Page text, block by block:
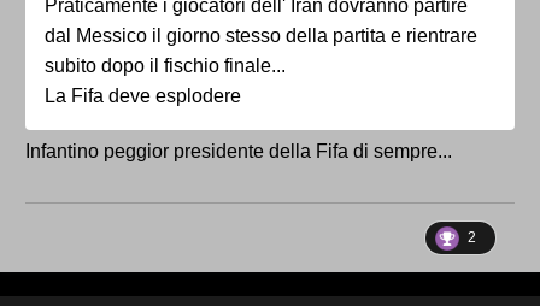
Praticamente i giocatori dell' Iran dovranno partire
dal Messico il giorno stesso della partita e rientrare
subito dopo il fischio finale...
La Fifa deve esplodere
Infantino peggior presidente della Fifa di sempre...
2